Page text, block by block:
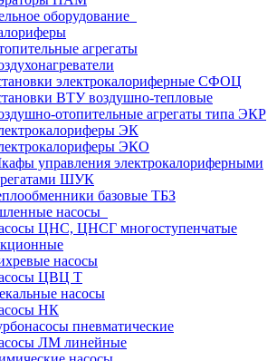
оборудование
агрегаты
электрокалориферные СФОЦ
ВТУ воздушно-тепловые
отопительные агрегаты типа ЭКР
ЭК
ЭКО
управления электрокалориферными
ШУК
базовые ТБЗ
насосы
ЦНС, ЦНСГ многоступенчатые
насосы
ЦВЦ Т
насосы
НК
пневматические
ЛМ линейные